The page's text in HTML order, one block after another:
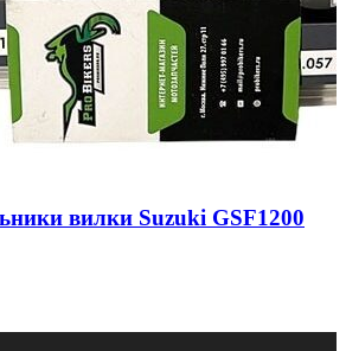
вилки Suzuki GSF1200